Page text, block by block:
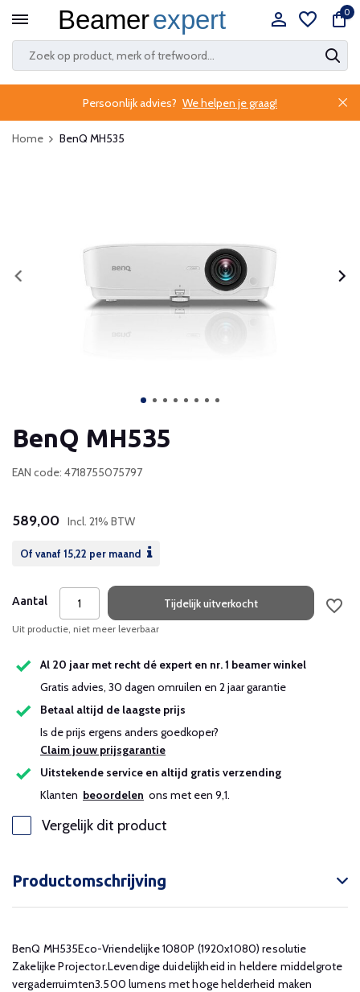
0
Persoonlijk advies? We helpen je graag!
Home BenQ MH535
BenQ MH535
EAN code: 4718755075797
589,00 Incl. 21% BTW
Of vanaf 15,22 per maand
Aantal Tijdelijk uitverkocht
Uit productie, niet meer leverbaar
Al 20 jaar met recht dé expert en nr. 1 beamer winkel
Gratis advies, 30 dagen omruilen en 2 jaar garantie
Betaal altijd de laagste prijs
Is de prijs ergens anders goedkoper?
Claim jouw prijsgarantie
Uitstekende service en altijd gratis verzending
Klanten beoordelen ons met een 9,1.
Vergelijk dit product
Productomschrijving
BenQ MH535Eco-Vriendelijke 1080P (1920x1080) resolutie
Zakelijke Projector.Levendige duidelijkheid in heldere middelgrote
vergaderruimten3.500 lumens met hoge helderheid maken